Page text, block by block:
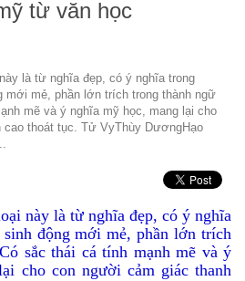
từ văn học
là từ nghĩa đẹp, có ý nghĩa trong
mới mẻ, phần lớn trích trong thành ngữ
mẽ và ý nghĩa mỹ học, mang lại cho
thoát tục. Tử VyThùy DươngHạo
này là từ nghĩa đẹp, có ý nghĩa
động mới mẻ, phần lớn trích
sắc thái cá tính mạnh mẽ và ý
cho con người cảm giác thanh